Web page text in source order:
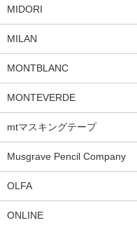
MIDORI
MILAN
MONTBLANC
MONTEVERDE
mtマスキングテープ
Musgrave Pencil Company
OLFA
ONLINE